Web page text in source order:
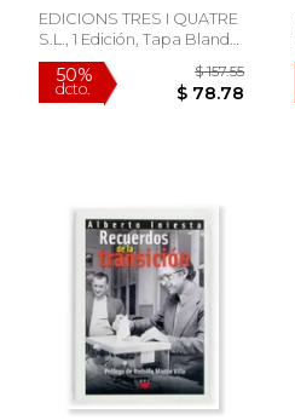
50%
dcto.
$ 51.99
$ 26.00
(1479-1505)
EDICIONS TRES I QUATRE
S.L., 1 Edición, Tapa Blanda,
Nuevo